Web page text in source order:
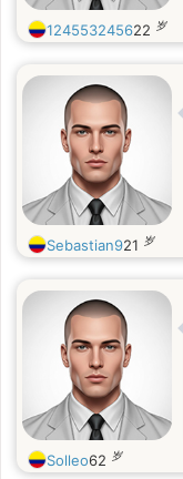
124553245622 岁
Sebastian921 岁
Solleo62 岁